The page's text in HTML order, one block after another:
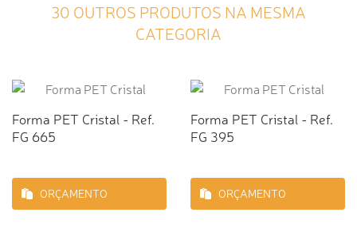
30 OUTROS PRODUTOS NA MESMA
CATEGORIA
Forma PET Cristal - Ref.
FG 665
ORÇAMENTO
Forma PET Cristal - Ref.
FG 395
ORÇAMENTO